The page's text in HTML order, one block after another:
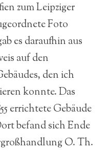
zum Leipziger
Foto
es daraufhin aus
auf den
den ich
konnte. Das
errichtete Gebäude
befand sich Ende
O. Th.